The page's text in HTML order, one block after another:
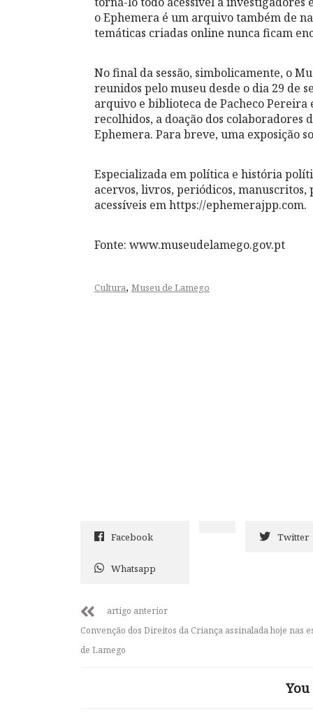
o Ephemera é um arquivo também de
temáticas criadas online nunca ficam
No final da sessão, simbolicamente, o
reunidos pelo museu desde o dia 29 de
arquivo e biblioteca de Pacheco Pereira
recolhidos, a doação dos colaboradores
Ephemera. Para breve, uma exposição
Especializada em política e história
acervos, livros, periódicos,
acessíveis em https://ephemerajpp.com.
Fonte: www.museudelamego.gov.pt
Cultura, Museu de Lamego
Facebook Twitter
Whatsapp
artigo anterior
Convenção dos Direitos da Criança assinalada hoje nas
de Lamego